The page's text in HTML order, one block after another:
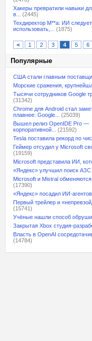
Хакеры превратили навыки
в...
(2445)
Техдиректор M**a: ИИ следует
использовать,...
(1875)
< 1 2 3 4 5 6
Популярные
США стали главным
Морские сражения,
Тысячи сотрудников Google
(31342)
Chrome для Android стал
плавнее: Google...
(25039)
Вышел релиз OpenIDE Pro —
корпоративной...
(21592)
Tesla поставила рекорд по
Геймер отсудил у Microsoft
(19159)
Microsoft представила ИИ,
«Яндекс» улучшил поиск АЗС
Microsoft и Mistral обменяются
(17390)
«Яндекс» посадил ИИ-
Первый трейлер и
(15741)
Учёные нашли способ
Закрытая Xbox студия-
Власть в OpenAI
(14784)